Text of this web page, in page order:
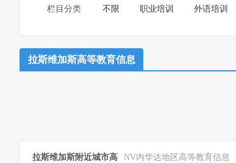
栏目分类 不限 职业培训 外语培训
拉斯维加斯高等教育信息
拉斯维加斯附近城市高
NV内华达地区高等教育信息